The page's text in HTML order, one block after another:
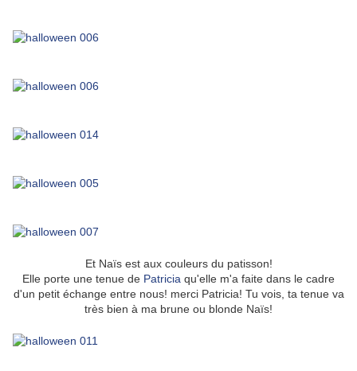
Et Naïs est aux couleurs du patisson!
Elle porte une tenue de Patricia qu'elle m'a faite dans le cadre
d'un petit échange entre nous! merci Patricia! Tu vois, ta tenue va
très bien à ma brune ou blonde Naïs!